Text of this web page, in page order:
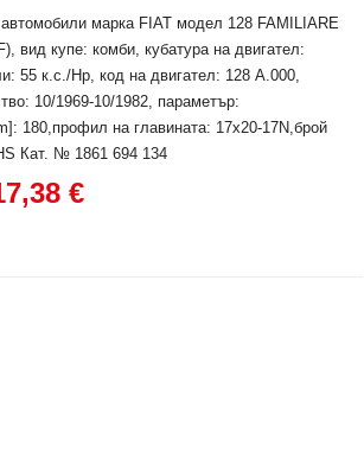
марка FIAT модел 128 FAMILIARE
вид купе: комби, кубатура на двигател:
55 к.с./Hp, код на двигател: 128 A.000,
10/1969-10/1982, параметър:
180,профил на главината: 17x20-17N,брой
Кат. № 1861 694 134
€